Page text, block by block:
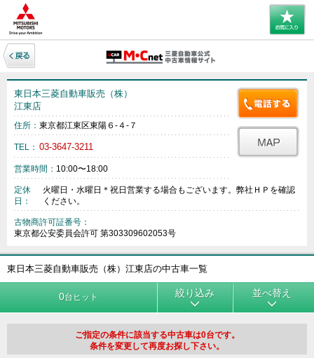
東日本三菱自動車販売（株）
江東店
住所： 東京都江東区東陽６‐４‐７
TEL： 03-3647-3211
営業時間： 10:00〜18:00
定休
日：
火曜日・水曜日＊祝日営業する場合もございます。弊社ＨＰを確認
ください。
古物商許可証番号：
東京都公安委員会許可 第303309602053号
東日本三菱自動車販売（株）江東店の中古車一覧
0台ヒット 絞り込み 並べ替え
ご指定の条件に該当する中古車は0台です。
条件を変更して再度お探し下さい。